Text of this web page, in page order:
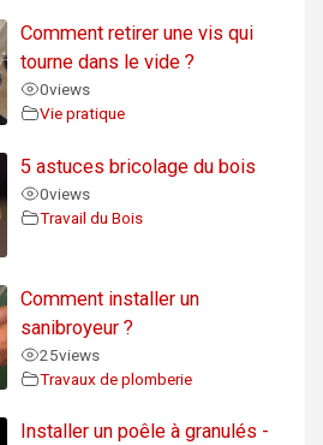
Comment retirer une vis qui
tourne dans le vide ?
0views
Vie pratique
5 astuces bricolage du bois
0views
Travail du Bois
Comment installer un
sanibroyeur ?
25views
Travaux de plomberie
Installer un poêle à granulés -